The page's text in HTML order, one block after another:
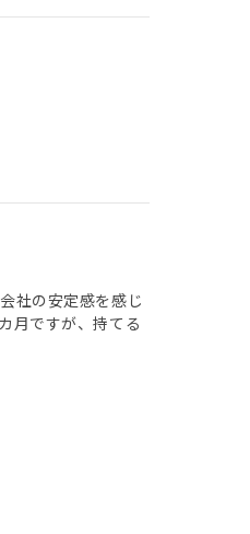
社の安定感を感じ
月ですが、持てる